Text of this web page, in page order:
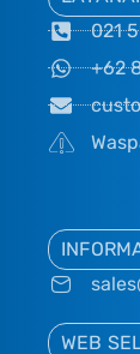
021
+62
WEB